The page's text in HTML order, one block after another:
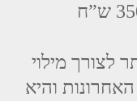
לצורך מילוי
והיא